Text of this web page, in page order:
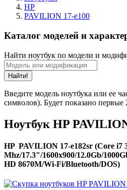
HP
PAVILION 17-e100
Каталог моделей и
Найти ноутбук по модели и
Найти!
Введите модель ноутбука или ее
символов). Будет показано первые
Ноутбук HP
HP PAVILION 17-e182sr (Core i7
Mhz/17.3"/1600x900/12.0Gb/
HD 8670M/Wi-Fi/Bluetooth/DOS)